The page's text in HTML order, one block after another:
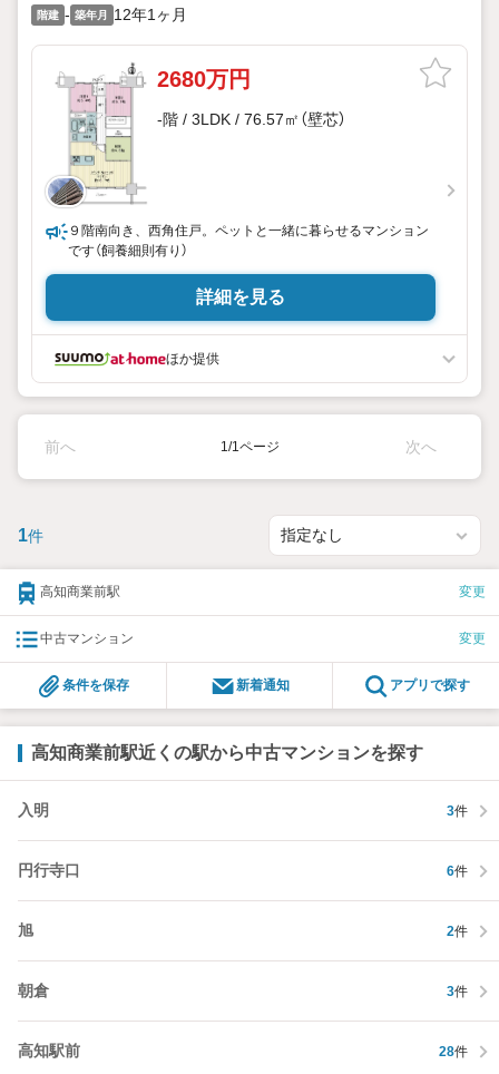
階建 - 築年月 12年1ヶ月
2680万円
-階 / 3LDK / 76.57㎡（壁芯）
９階南向き、西角住戸。ペットと一緒に暮らせるマンション
です（飼養細則有り）
詳細を見る
ほか提供
前へ 1/1ページ 次へ
1件
高知商業前駅 変更
中古マンション 変更
条件を保存 新着通知 アプリで探す
高知商業前駅近くの駅から中古マンションを探す
入明 3件
円行寺口 6件
旭 2件
朝倉 3件
高知駅前 28件